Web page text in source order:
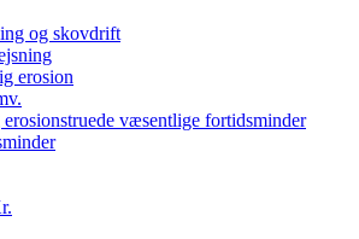
og skovdrift
erosion
væsentlige fortidsminder